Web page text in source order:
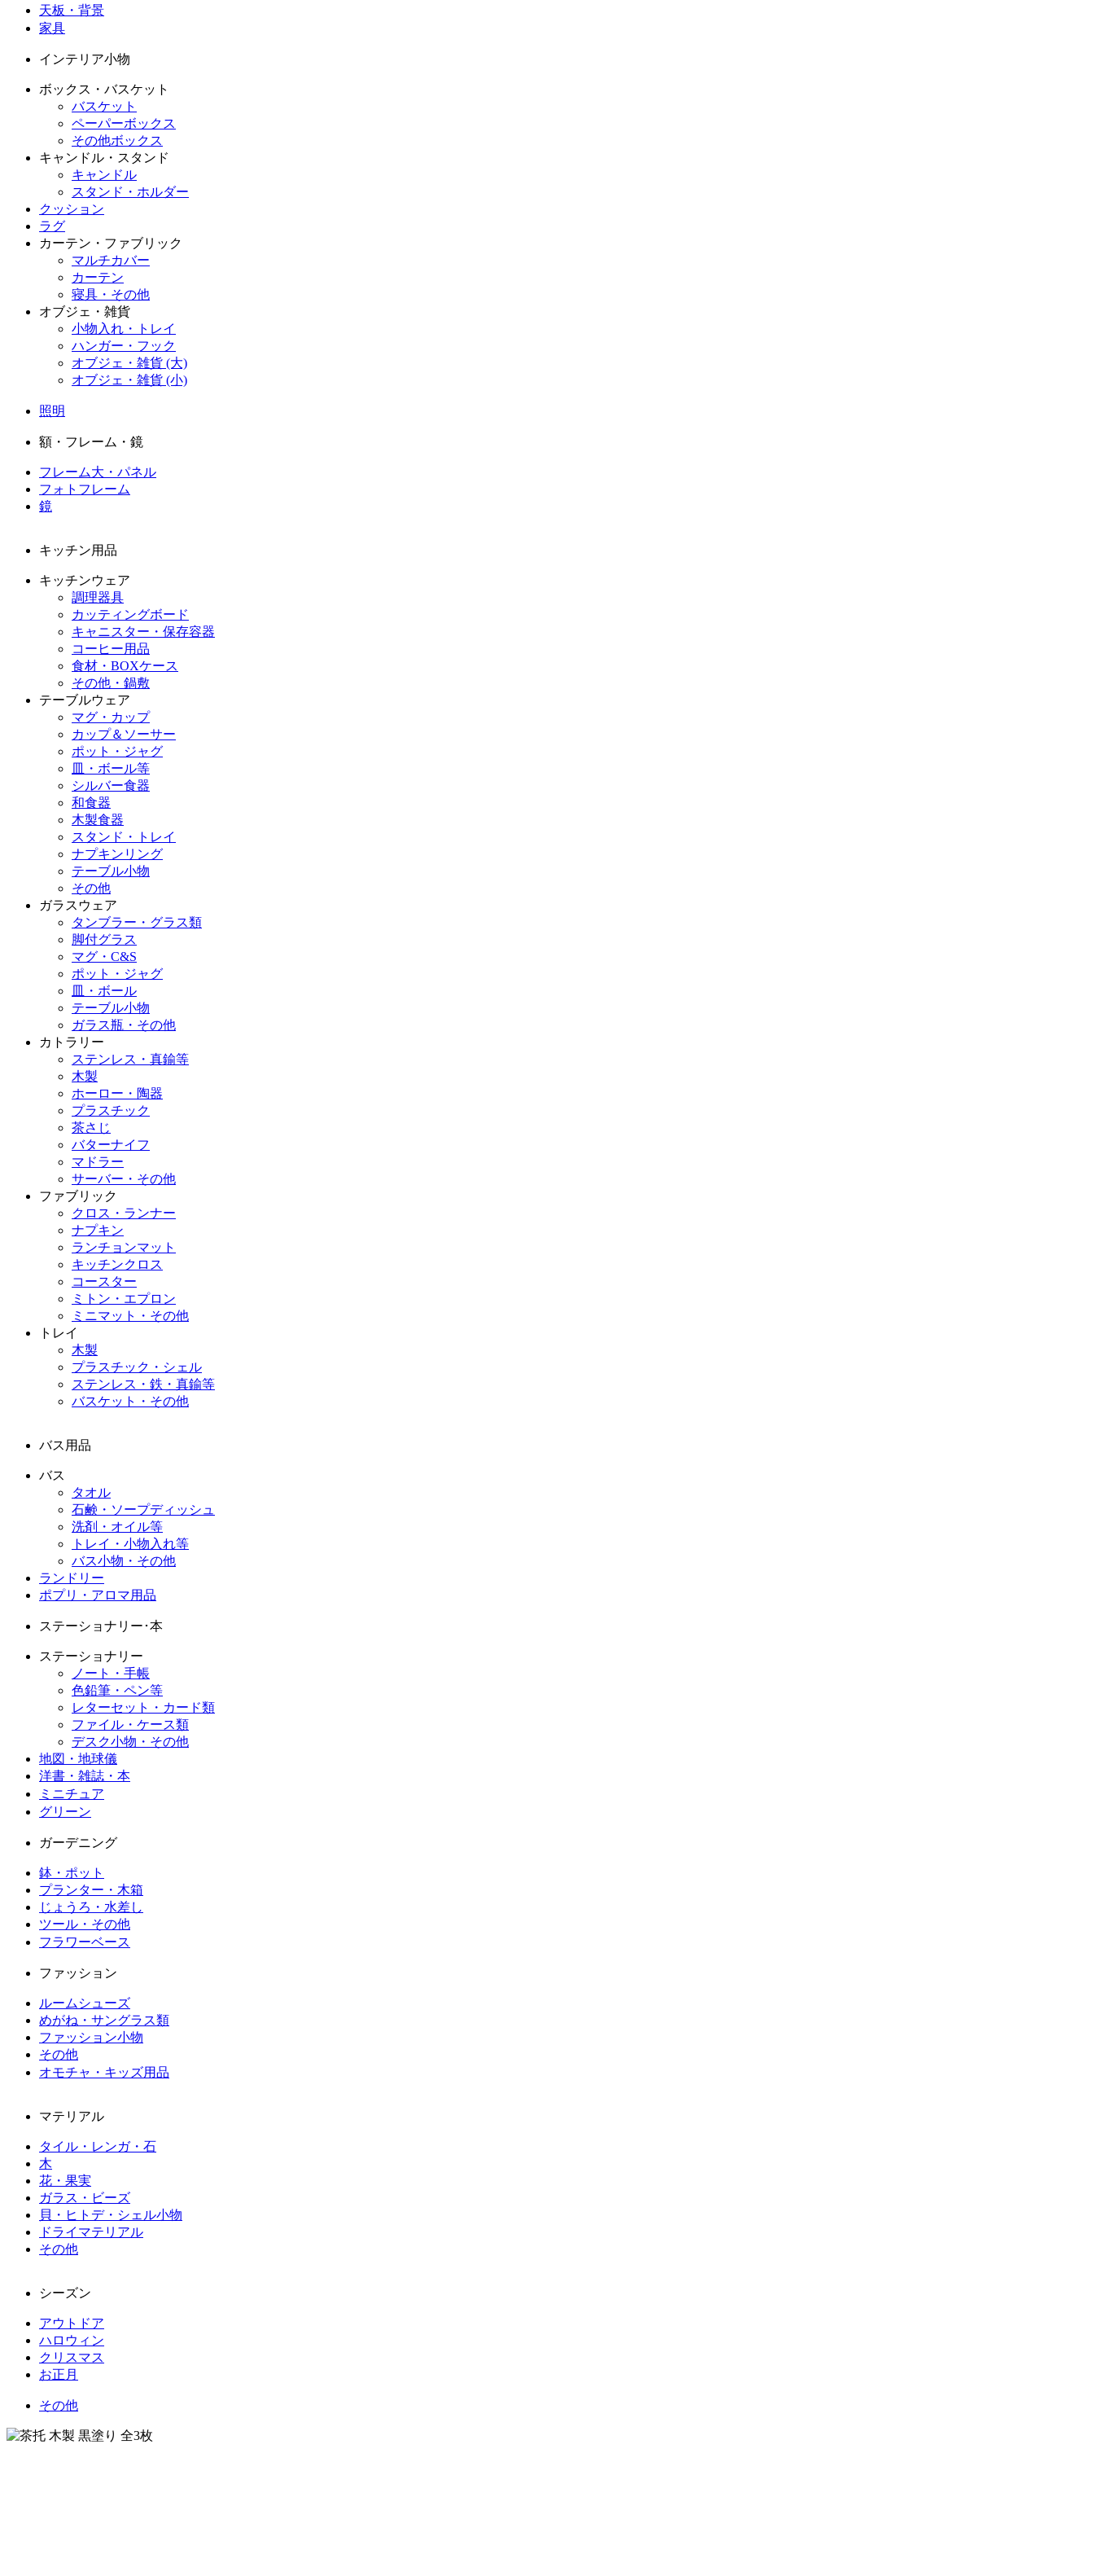
天板・背景
家具
インテリア小物
ボックス・バスケット
バスケット
ペーパーボックス
その他ボックス
キャンドル・スタンド
キャンドル
スタンド・ホルダー
クッション
ラグ
カーテン・ファブリック
マルチカバー
カーテン
寝具・その他
オブジェ・雑貨
小物入れ・トレイ
ハンガー・フック
オブジェ・雑貨 (大)
オブジェ・雑貨 (小)
照明
額・フレーム・鏡
フレーム大・パネル
フォトフレーム
鏡
キッチン用品
キッチンウェア
調理器具
カッティングボード
キャニスター・保存容器
コーヒー用品
食材・BOXケース
その他・鍋敷
テーブルウェア
マグ・カップ
カップ＆ソーサー
ポット・ジャグ
皿・ボール等
シルバー食器
和食器
木製食器
スタンド・トレイ
ナプキンリング
テーブル小物
その他
ガラスウェア
タンブラー・グラス類
脚付グラス
マグ・C&S
ポット・ジャグ
皿・ボール
テーブル小物
ガラス瓶・その他
カトラリー
ステンレス・真鍮等
木製
ホーロー・陶器
プラスチック
茶さじ
バターナイフ
マドラー
サーバー・その他
ファブリック
クロス・ランナー
ナプキン
ランチョンマット
キッチンクロス
コースター
ミトン・エプロン
ミニマット・その他
トレイ
木製
プラスチック・シェル
ステンレス・鉄・真鍮等
バスケット・その他
バス用品
バス
タオル
石鹸・ソープディッシュ
洗剤・オイル等
トレイ・小物入れ等
バス小物・その他
ランドリー
ポプリ・アロマ用品
ステーショナリー･本
ステーショナリー
ノート・手帳
色鉛筆・ペン等
レターセット・カード類
ファイル・ケース類
デスク小物・その他
地図・地球儀
洋書・雑誌・本
ミニチュア
グリーン
ガーデニング
鉢・ポット
プランター・木箱
じょうろ・水差し
ツール・その他
フラワーベース
ファッション
ルームシューズ
めがね・サングラス類
ファッション小物
その他
オモチャ・キッズ用品
マテリアル
タイル・レンガ・石
木
花・果実
ガラス・ビーズ
貝・ヒトデ・シェル小物
ドライマテリアル
その他
シーズン
アウトドア
ハロウィン
クリスマス
お正月
その他